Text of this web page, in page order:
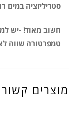
סטריליזציה במים רותחים
חשוב מאוד! -יש
טמפרטורה שווה
מוצרים